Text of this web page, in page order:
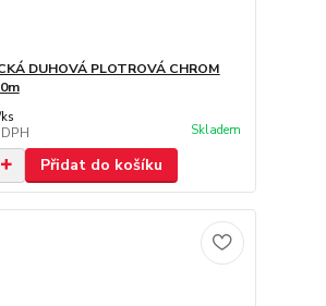
DUHOVÁ PLOTROVÁ CHROM
ks
Skladem
Přidat do košíku